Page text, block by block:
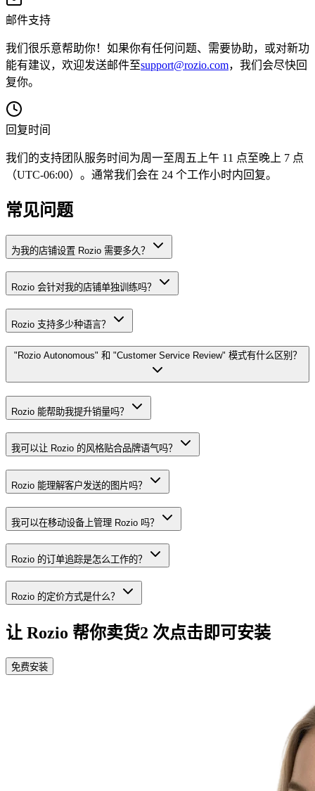
邮件支持
我们很乐意帮助你！如果你有任何问题、需要协助，或对新功
能有建议，欢迎发送邮件至support@rozio.com，我们会尽快回
复你。
回复时间
我们的支持团队服务时间为周一至周五上午 11 点至晚上 7 点
（UTC-06:00）。通常我们会在 24 个工作小时内回复。
常见问题
为我的店铺设置 Rozio 需要多久？
Rozio 会针对我的店铺单独训练吗？
Rozio 支持多少种语言？
"Rozio Autonomous" 和 "Customer Service Review" 模式有什么区别？
Rozio 能帮助我提升销量吗？
我可以让 Rozio 的风格贴合品牌语气吗？
Rozio 能理解客户发送的图片吗？
我可以在移动设备上管理 Rozio 吗？
Rozio 的订单追踪是怎么工作的？
Rozio 的定价方式是什么？
让 Rozio 帮你卖货2 次点击即可安装
免费安装